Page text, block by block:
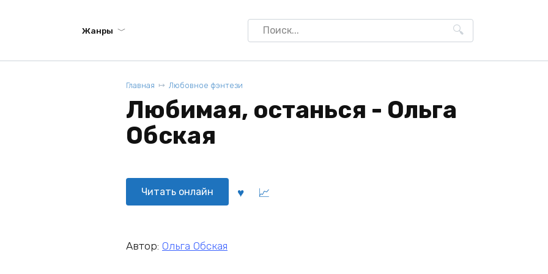
Жанры
Search
for:
Главная Любовное фэнтези
Любимая, останься - Ольга
Обская
Читать онлайн
Автор: Ольга Обская